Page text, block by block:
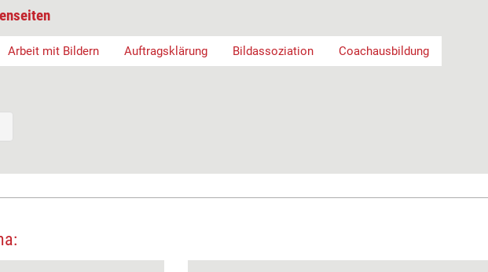
Arbeit mit Bildern Auftragsklärung Bildassoziation Coachausbildung